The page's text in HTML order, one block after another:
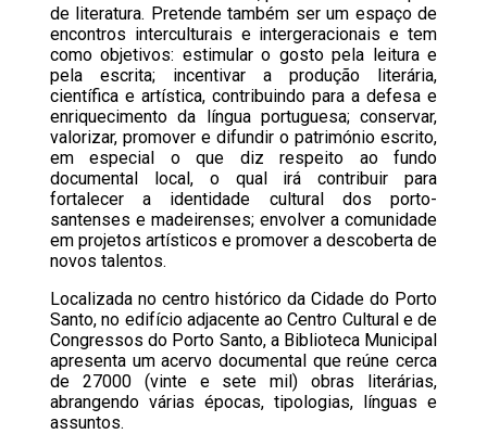
de literatura. Pretende também ser um espaço de
encontros interculturais e intergeracionais e tem
como objetivos: estimular o gosto pela leitura e
pela escrita; incentivar a produção literária,
científica e artística, contribuindo para a defesa e
enriquecimento da língua portuguesa; conservar,
valorizar, promover e difundir o património escrito,
em especial o que diz respeito ao fundo
documental local, o qual irá contribuir para
fortalecer a identidade cultural dos porto-
santenses e madeirenses; envolver a comunidade
em projetos artísticos e promover a descoberta de
novos talentos.
Localizada no centro histórico da Cidade do Porto
Santo, no edifício adjacente ao Centro Cultural e de
Congressos do Porto Santo, a Biblioteca Municipal
apresenta um acervo documental que reúne cerca
de 27000 (vinte e sete mil) obras literárias,
abrangendo várias épocas, tipologias, línguas e
assuntos.